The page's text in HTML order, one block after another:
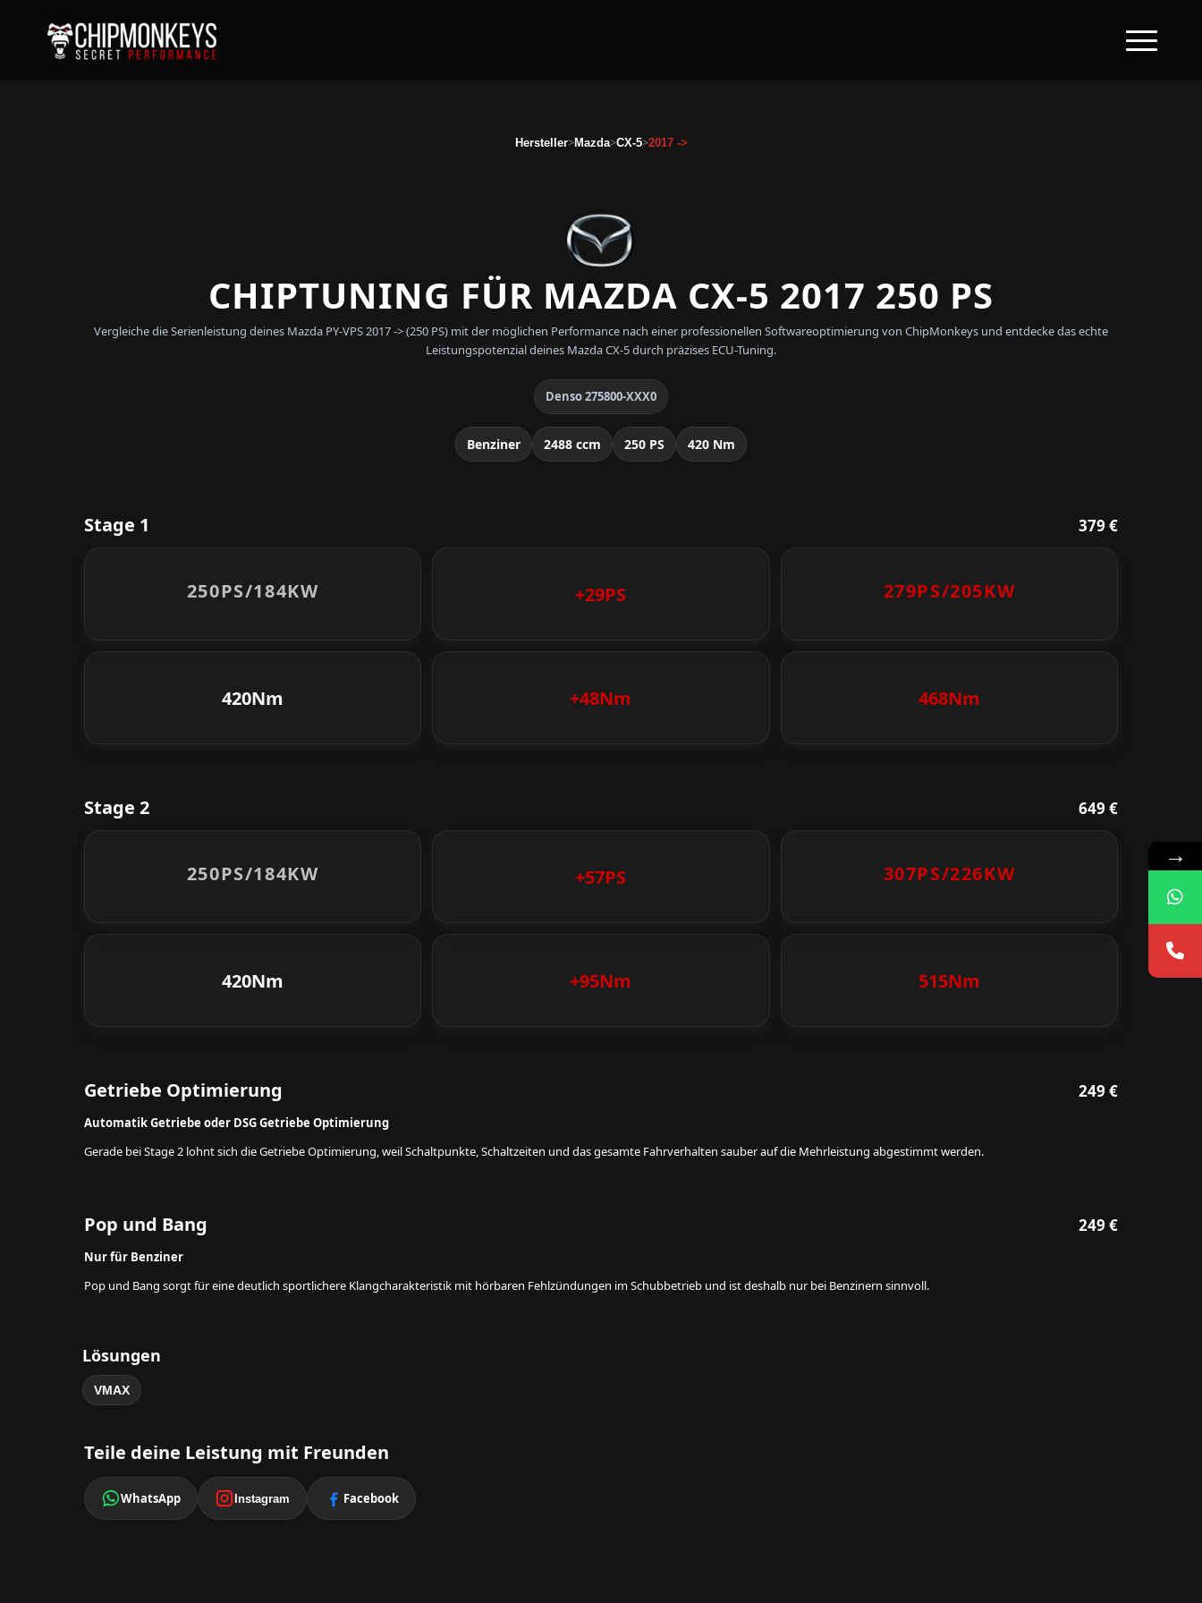
Hersteller>Mazda>CX-5>2017 ->
CHIPTUNING FÜR MAZDA CX-5 2017 250 PS
Vergleiche die Serienleistung deines Mazda PY-VPS 2017 -> (250 PS) mit der möglichen Performance nach einer professionellen Softwareoptimierung von ChipMonkeys und entdecke das echte
Leistungspotenzial deines Mazda CX-5 durch präzises ECU-Tuning.
Denso 275800-XXX0
Benziner 2488 ccm 250 PS 420 Nm
Stage 1 379 €
250PS/184KW +29PS 279PS/205KW
420Nm +48Nm 468Nm
Stage 2 649 €
250PS/184KW +57PS 307PS/226KW
420Nm +95Nm 515Nm
Getriebe Optimierung 249 €
Automatik Getriebe oder DSG Getriebe Optimierung
Gerade bei Stage 2 lohnt sich die Getriebe Optimierung, weil Schaltpunkte, Schaltzeiten und das gesamte Fahrverhalten sauber auf die Mehrleistung abgestimmt werden.
Pop und Bang 249 €
Nur für Benziner
Pop und Bang sorgt für eine deutlich sportlichere Klangcharakteristik mit hörbaren Fehlzündungen im Schubbetrieb und ist deshalb nur bei Benzinern sinnvoll.
Lösungen
VMAX
Teile deine Leistung mit Freunden
WhatsApp Instagram Facebook
→